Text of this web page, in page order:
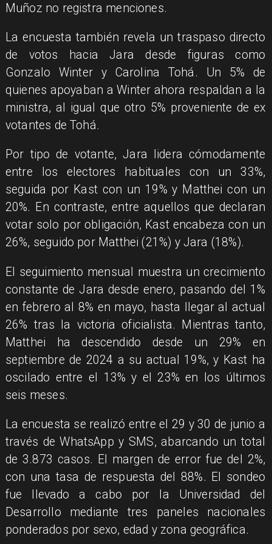
Muñoz no registra menciones.
La encuesta también revela un traspaso directo
de votos hacia Jara desde figuras como
Gonzalo Winter y Carolina Tohá. Un 5% de
quienes apoyaban a Winter ahora respaldan a la
ministra, al igual que otro 5% proveniente de ex
votantes de Tohá.
Por tipo de votante, Jara lidera cómodamente
entre los electores habituales con un 33%,
seguida por Kast con un 19% y Matthei con un
20%. En contraste, entre aquellos que declaran
votar solo por obligación, Kast encabeza con un
26%, seguido por Matthei (21%) y Jara (18%).
El seguimiento mensual muestra un crecimiento
constante de Jara desde enero, pasando del 1%
en febrero al 8% en mayo, hasta llegar al actual
26% tras la victoria oficialista. Mientras tanto,
Matthei ha descendido desde un 29% en
septiembre de 2024 a su actual 19%, y Kast ha
oscilado entre el 13% y el 23% en los últimos
seis meses.
La encuesta se realizó entre el 29 y 30 de junio a
través de WhatsApp y SMS, abarcando un total
de 3.873 casos. El margen de error fue del 2%,
con una tasa de respuesta del 88%. El sondeo
fue llevado a cabo por la Universidad del
Desarrollo mediante tres paneles nacionales
ponderados por sexo, edad y zona geográfica.